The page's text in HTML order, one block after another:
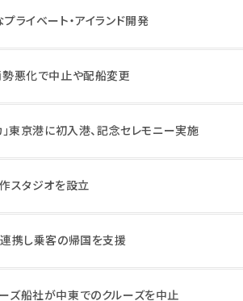
ライベート・アイランド開発
勢悪化で中止や配船変更
」東京港に初入港、記念セレモニー実施
スタジオを設立
連携し乗客の帰国を支援
ズ船社が中東でのクルーズを中止